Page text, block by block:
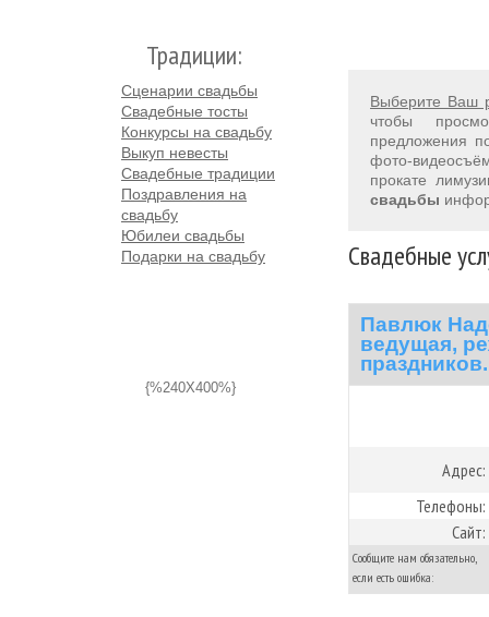
Традиции:
Сценарии свадьбы
Свадебные тосты
Конкурсы на свадьбу
Выкуп невесты
Свадебные традиции
Поздравления на
свадьбу
Юбилеи свадьбы
Подарки на свадьбу
{%240X400%}
Выберите Ваш
чтобы
предложения
фото-
прокате
свадьбы
Свадебные
Павлюк
ведущая,
праздников.
Адрес:
Телефоны:
Сайт:
Сообщите нам обязательно,
если есть ошибка: